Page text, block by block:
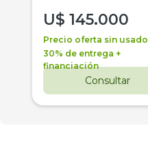
U$ 145.000
Precio oferta sin usado
30% de entrega +
financiación
Consultar